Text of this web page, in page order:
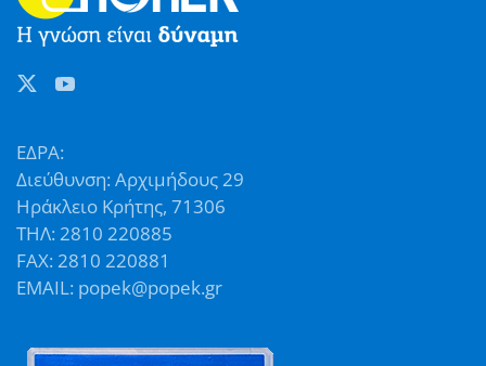
ΕΔΡΑ:
Διεύθυνση: Αρχιμήδους 29
Ηράκλειο Κρήτης, 71306
ΤΗΛ: 2810 220885
FAX: 2810 220881
EMAIL: popek@popek.gr